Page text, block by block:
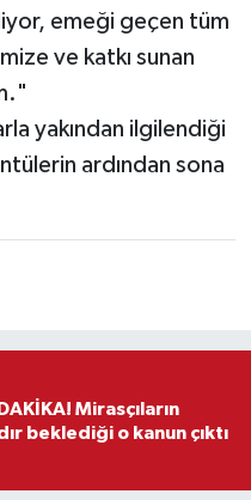
emeği geçen tüm
ve katkı sunan
yakından ilgilendiği
ardından sona
Mirasçıların
beklediği o kanun çıktı